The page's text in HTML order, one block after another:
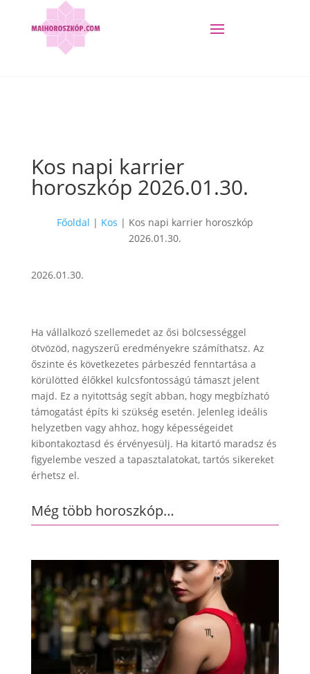
Kos napi karrier
horoszkóp 2026.01.30.
Főoldal | Kos | Kos napi karrier horoszkóp
2026.01.30.
2026.01.30.
Ha vállalkozó szellemedet az ősi bölcsességgel
ötvözöd, nagyszerű eredményekre számíthatsz. Az
őszinte és következetes párbeszéd fenntartása a
körülötted élőkkel kulcsfontosságú támaszt jelent
majd. Ez a nyitottság segít abban, hogy megbízható
támogatást építs ki szükség esetén. Jelenleg ideális
helyzetben vagy ahhoz, hogy képességeidet
kibontakoztasd és érvényesülj. Ha kitartó maradsz és
figyelembe veszed a tapasztalatokat, tartós sikereket
érhetsz el.
Még több horoszkóp…